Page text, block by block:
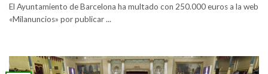
El Ayuntamiento de Barcelona ha multado con 250.000 euros a la web
«Milanuncios» por publicar ...